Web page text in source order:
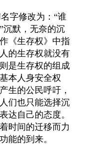
字修改为：“谁
沉默，无奈的沉
《生存权》中指
的生存权就没有
是生存权的组成
本人身安全权
生的公民呼吁，
们也只能选择沉
达自己的态度。
时间的迁移而力
能的到来。